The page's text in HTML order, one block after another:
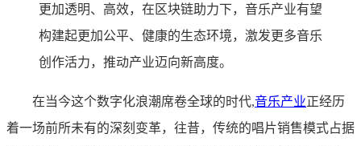
更加透明、高效，在区块链助力下，音乐产业有望
构建起更加公平、健康的生态环境，激发更多音乐
创作活力，推动产业迈向新高度。
在当今这个数字化浪潮席卷全球的时代,音乐产业正经历
着一场前所未有的深刻变革，往昔，传统的唱片销售模式占据